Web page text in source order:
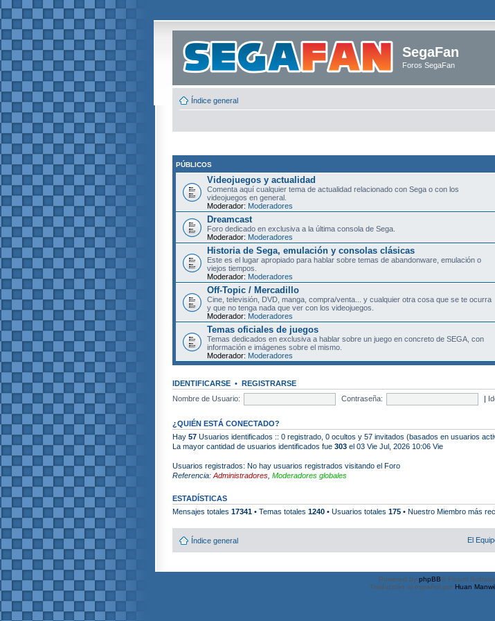
SegaFan
Foros SegaFan
Índice general
PÚBLICOS
Videojuegos y actualidad
Comenta aquí cualquier tema de actualidad relacionado con Sega o con los
videojuegos en general.
Moderador: Moderadores
Dreamcast
Foro dedicado en exclusiva a la última consola de Sega.
Moderador: Moderadores
Historia de Sega, emulación y consolas clásicas
Este es el lugar apropiado para hablar sobre temas de abandonware, emulación o
viejos tiempos.
Moderador: Moderadores
Off-Topic / Mercadillo
Cine, televisión, DVD, manga, compra/venta... y cualquier otra cosa que se te ocurra
y que no tenga nada que ver con los videojuegos.
Moderador: Moderadores
Temas oficiales de juegos
Temas dedicados en exclusiva a hablar sobre un juego en concreto de SEGA, con
información e imágenes sobre el mismo.
Moderador: Moderadores
IDENTIFICARSE • REGISTRARSE
Nombre de Usuario:
Contraseña: |
¿QUIÉN ESTÁ CONECTADO?
Hay 57 Usuarios identificados :: 0 registrado, 0 ocultos y 57 invitados (basados en usuarios
La mayor cantidad de usuarios identificados fue 303 el 03 Vie Jul, 2026 10:06 Vie
Usuarios registrados: No hay usuarios registrados visitando el Foro
Referencia: Administradores Moderadores globales
ESTADÍSTICAS
Mensajes totales 17341 • Temas totales 1240 • Usuarios totales 175 • Nuestro Miembro más
Índice general El
Powered by phpBB® Forum
Traducción al español por Huan